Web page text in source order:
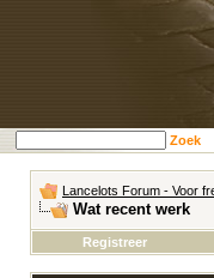
Zoek
Lancelots Forum - Voor
Wat recent werk
Registreer